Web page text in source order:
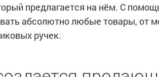
предлагается на нём. С
абсолютно любые товары, от
ручек.